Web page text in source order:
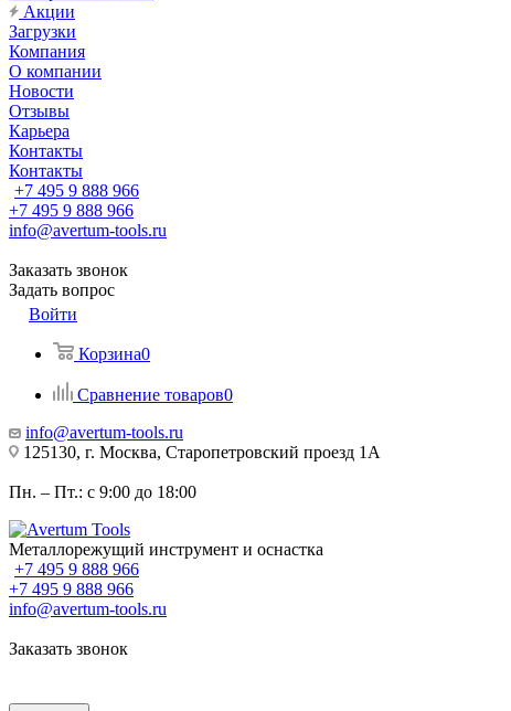
Акции
Загрузки
Компания
О компании
Новости
Отзывы
Карьера
Контакты
Контакты
+7 495 9 888 966
+7 495 9 888 966
info@avertum-tools.ru
Заказать звонок
Задать вопрос
Войти
Корзина0
Сравнение товаров0
info@avertum-tools.ru
125130, г. Москва, Старопетровский проезд 1А
Пн. – Пт.: с 9:00 до 18:00
Металлорежущий инструмент и оснастка
+7 495 9 888 966
+7 495 9 888 966
info@avertum-tools.ru
Заказать звонок